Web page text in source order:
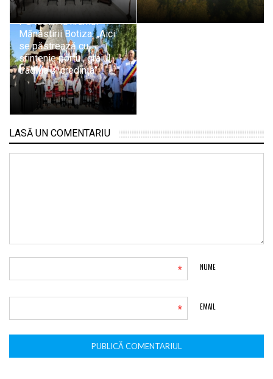
PS Iustin la hramul
Mănăstirii Botiza: „Aici
se păstrează cu
sfințenie portul, graiul,
tradiția și credința”
LASĂ UN COMENTARIU
NUME
*
EMAIL
*